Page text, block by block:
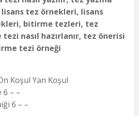
tez örnekleri, lisans
bitirme tezleri, tez
nasıl hazırlanır, tez önerisi
tezi örneği
Koşul Yan Koşul
6 – –
6 – –